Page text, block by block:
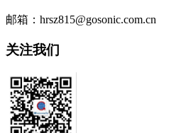
邮箱：hrsz815@gosonic.com.cn
关注我们